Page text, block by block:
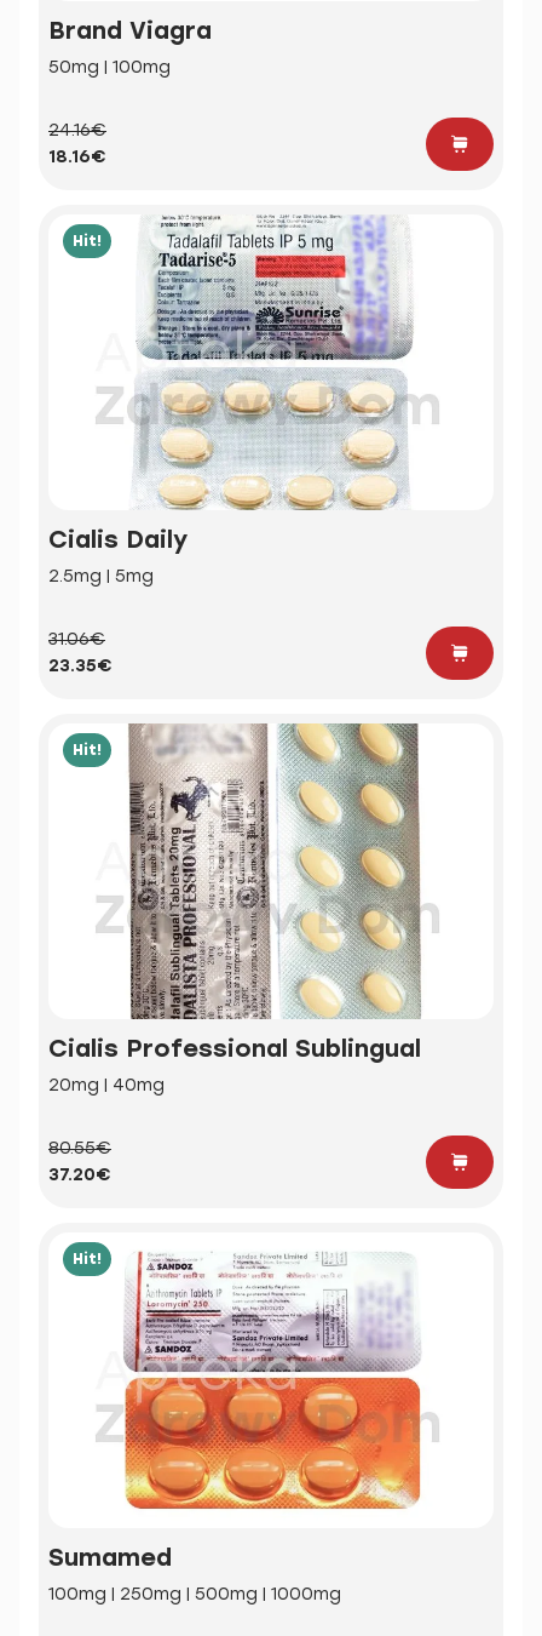
Brand Viagra
50mg | 100mg
24.16€
18.16€
Hit!
Cialis Daily
2.5mg | 5mg
31.06€
23.35€
Hit!
Cialis Professional Sublingual
20mg | 40mg
80.55€
37.20€
Hit!
Sumamed
100mg | 250mg | 500mg | 1000mg